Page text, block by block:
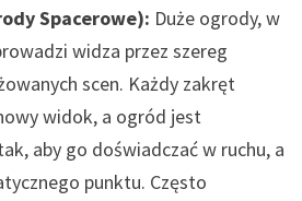
Spacerowe): Duże ogrody, w
widza przez szereg
scen. Każdy zakręt
widok, a ogród jest
aby go doświadczać w ruchu, a
punktu. Często